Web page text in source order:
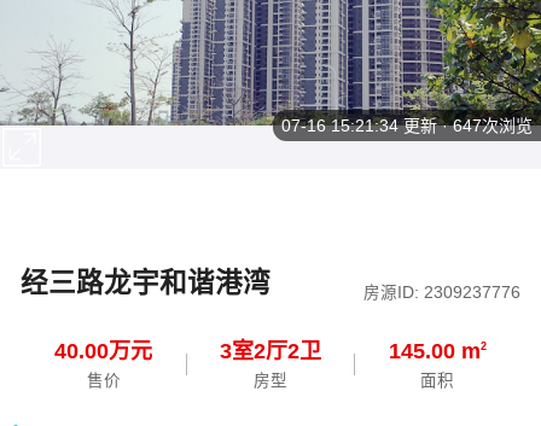
经三路龙宇和谐港湾 房源ID: 2309237776
40.00万元
售价
3室2厅2卫
房型
145.00 m2
面积
07-16 15:21:34更新 · 647次浏览